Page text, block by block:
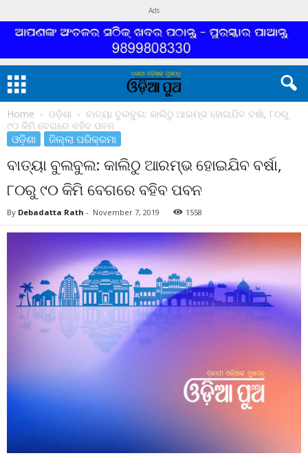
Ads
Home ଓଡ଼ିଶା
ବାତ୍ୟା ବୁଲବୁଲ: କାଲିଠୁ ଆରମ୍ଭ ହୋଇଯିବ ବର୍ଷା, ୮୦ରୁ
୯୦ କିମି ବେଗରେ ବହିବ ପବନ
ଓଡ଼ିଶା ଜିଲ୍ଲା ପରିକ୍ରମା
ବାତ୍ୟା ବୁଲବୁଲ: କାଲିଠୁ ଆରମ୍ଭ ହୋଇଯିବ ବର୍ଷା,
୮୦ରୁ ୯୦ କିମି ବେଗରେ ବହିବ ପବନ
By Debadatta Rath - November 7, 2019 1558